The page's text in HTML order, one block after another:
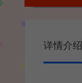
详情介绍